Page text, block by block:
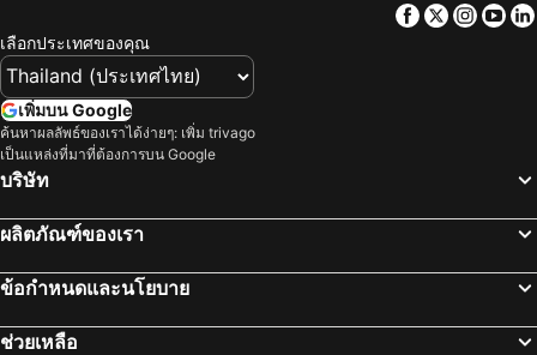
พัทลุง, ภาคใต้ โรงแรม
เกาะกระดาน, ภาคใต้ โรงแรม
เกาะเหลาเหลียง, ภาคใต้ โรงแรม
พัทยา, ภาคตะวันออก โรงแรม
เชียงใหม่, ภาคเหนือ โรงแรม
กาญจนบุรี, ภาคกลาง โรงแรม
Facebook
Twitter
เลือกประเทศของคุณ
เพิ่มบน Google
ค้นหาผลลัพธ์ของเราได้ง่ายๆ: เพิ่ม trivago
เป็นแหล่งที่มาที่ต้องการบน Google
บริษัท
ผลิตภัณฑ์ของเรา
ข้อกำหนดและนโยบาย
ช่วยเหลือ